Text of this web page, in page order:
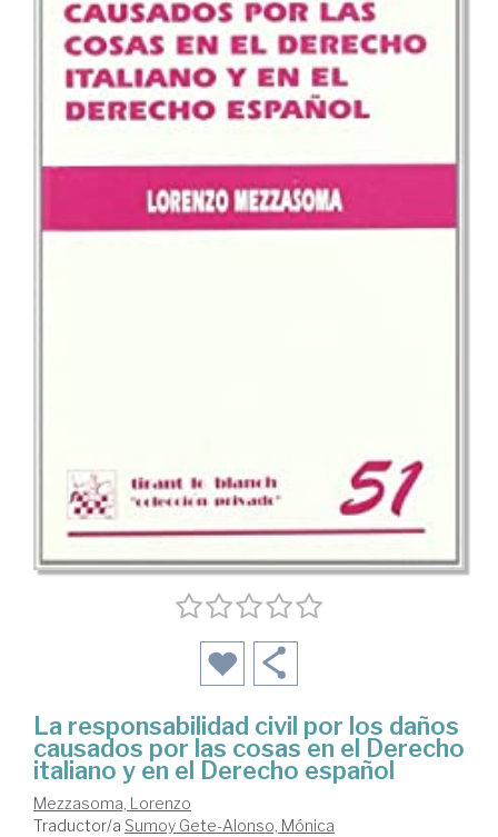
La responsabilidad civil por los daños
causados por las cosas en el Derecho
italiano y en el Derecho español
Mezzasoma, Lorenzo
Traductor/a Sumoy Gete-Alonso, Mónica